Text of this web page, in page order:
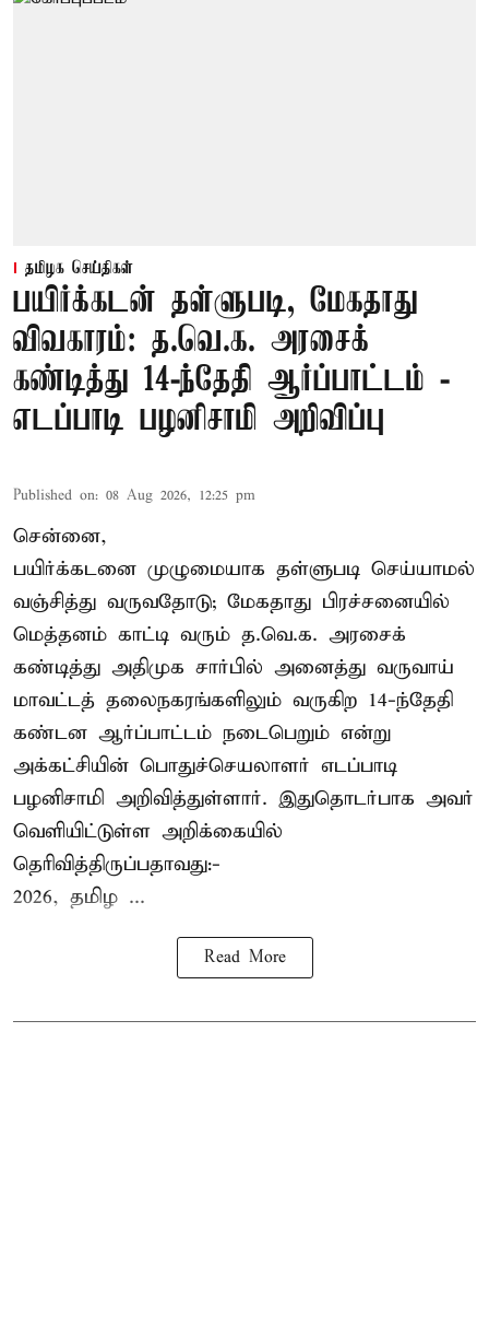
தமிழக செய்திகள்
பயிர்க்கடன் தள்ளுபடி, மேகதாது
விவகாரம்: த.வெ.க. அரசைக்
கண்டித்து 14-ந்தேதி ஆர்ப்பாட்டம் -
எடப்பாடி பழனிசாமி அறிவிப்பு
Published on: 08 Aug 2026, 12:25 pm
சென்னை,
பயிர்க்கடனை முழுமையாக தள்ளுபடி செய்யாமல்
வஞ்சித்து வருவதோடு; மேகதாது பிரச்சனையில்
மெத்தனம் காட்டி வரும் த.வெ.க. அரசைக்
கண்டித்து அதிமுக சார்பில் அனைத்து வருவாய்
மாவட்டத் தலைநகரங்களிலும் வருகிற 14-ந்தேதி
கண்டன ஆர்ப்பாட்டம் நடைபெறும் என்று
அக்கட்சியின் பொதுச்செயலாளர் எடப்பாடி
பழனிசாமி அறிவித்துள்ளார். இதுதொடர்பாக அவர்
வெளியிட்டுள்ள அறிக்கையில்
தெரிவித்திருப்பதாவது:-
2026, தமிழ ...
Read More